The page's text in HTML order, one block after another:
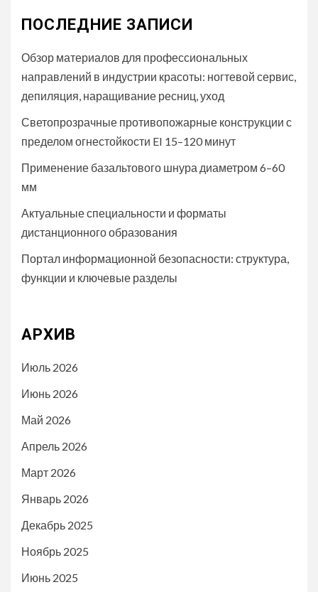
ПОСЛЕДНИЕ ЗАПИСИ
Обзор материалов для профессиональных
направлений в индустрии красоты: ногтевой сервис,
депиляция, наращивание ресниц, уход
Светопрозрачные противопожарные конструкции с
пределом огнестойкости EI 15–120 минут
Применение базальтового шнура диаметром 6–60
мм
Актуальные специальности и форматы
дистанционного образования
Портал информационной безопасности: структура,
функции и ключевые разделы
АРХИВ
Июль 2026
Июнь 2026
Май 2026
Апрель 2026
Март 2026
Январь 2026
Декабрь 2025
Ноябрь 2025
Июнь 2025